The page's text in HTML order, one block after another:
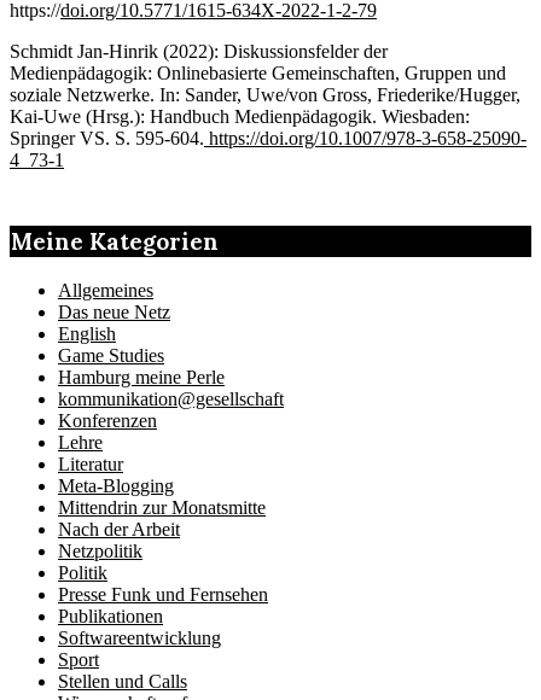
https://doi.org/10.5771/1615-634X-2022-1-2-79
Schmidt Jan-Hinrik (2022): Diskussionsfelder der
Medienpädagogik: Onlinebasierte Gemeinschaften, Gruppen und
soziale Netzwerke. In: Sander, Uwe/von Gross, Friederike/Hugger,
Kai-Uwe (Hrsg.): Handbuch Medienpädagogik. Wiesbaden:
Springer VS. S. 595-604. https://doi.org/10.1007/978-3-658-25090-
4_73-1
Meine Kategorien
Allgemeines
Das neue Netz
English
Game Studies
Hamburg meine Perle
kommunikation@gesellschaft
Konferenzen
Lehre
Literatur
Meta-Blogging
Mittendrin zur Monatsmitte
Nach der Arbeit
Netzpolitik
Politik
Presse Funk und Fernsehen
Publikationen
Softwareentwicklung
Sport
Stellen und Calls